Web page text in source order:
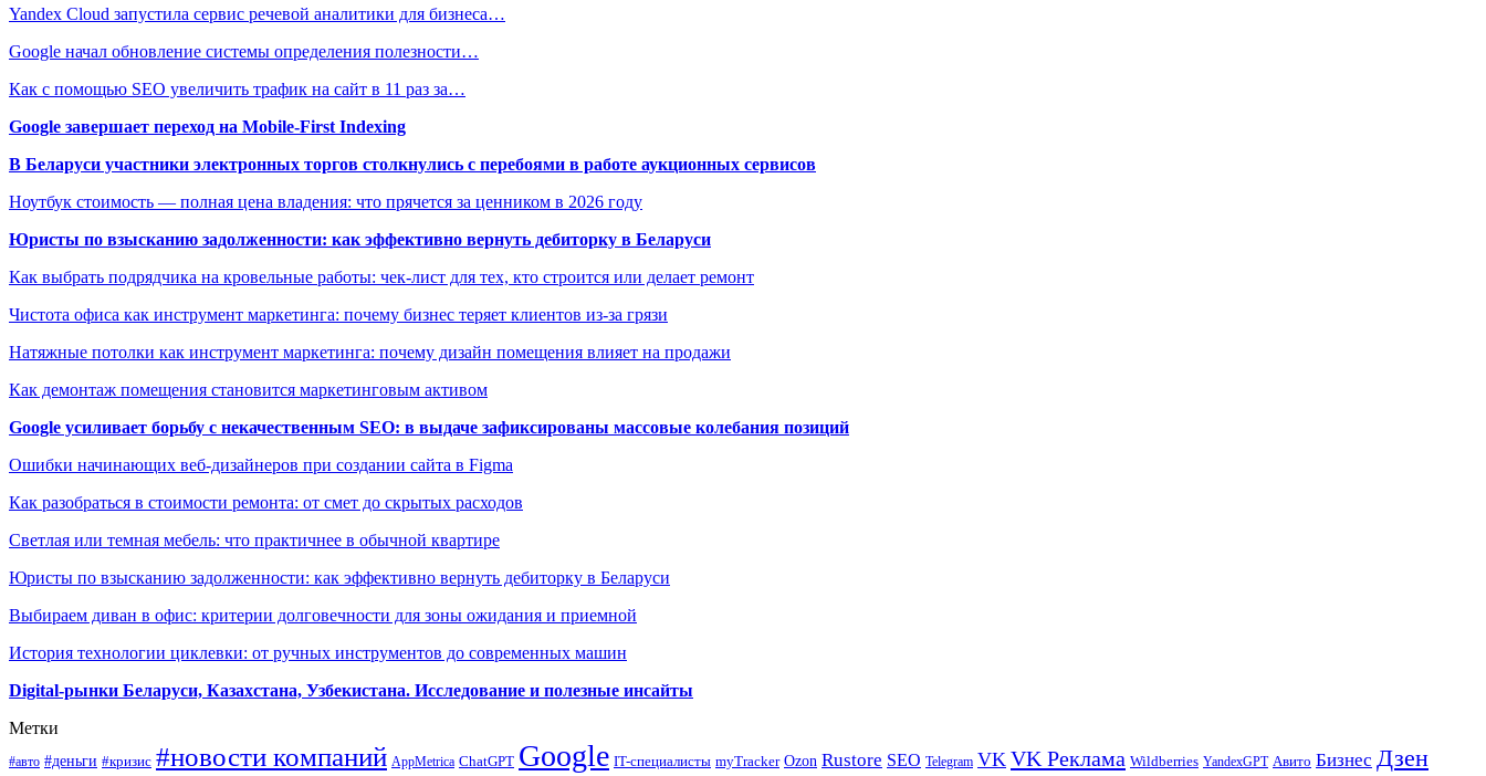
Yandex Cloud запустила сервис речевой аналитики для бизнеса…
Google начал обновление системы определения полезности…
Как с помощью SEO увеличить трафик на сайт в 11 раз за…
Google завершает переход на Mobile-First Indexing
В Беларуси участники электронных торгов столкнулись с перебоями в работе аукционных сервисов
Ноутбук стоимость — полная цена владения: что прячется за ценником в 2026 году
Юристы по взысканию задолженности: как эффективно вернуть дебиторку в Беларуси
Как выбрать подрядчика на кровельные работы: чек-лист для тех, кто строится или делает ремонт
Чистота офиса как инструмент маркетинга: почему бизнес теряет клиентов из-за грязи
Натяжные потолки как инструмент маркетинга: почему дизайн помещения влияет на продажи
Как демонтаж помещения становится маркетинговым активом
Google усиливает борьбу с некачественным SEO: в выдаче зафиксированы массовые колебания позиций
Ошибки начинающих веб-дизайнеров при создании сайта в Figma
Как разобраться в стоимости ремонта: от смет до скрытых расходов
Светлая или темная мебель: что практичнее в обычной квартире
Юристы по взысканию задолженности: как эффективно вернуть дебиторку в Беларуси
Выбираем диван в офис: критерии долговечности для зоны ожидания и приемной
История технологии циклевки: от ручных инструментов до современных машин
Digital-рынки Беларуси, Казахстана, Узбекистана. Исследование и полезные инсайты
Метки
#авто #деньги #кризис #новости компаний AppMetrica ChatGPT Google IT-специалисты myTracker Ozon Rustore SEO Telegram VK VK Реклама Wildberries YandexGPT Авито Бизнес Дзен